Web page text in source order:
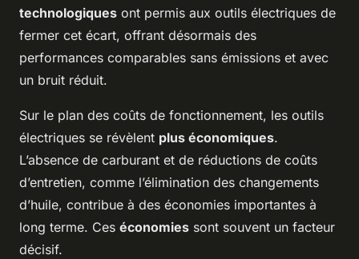
technologiques ont permis aux outils électriques de
fermer cet écart, offrant désormais des
performances comparables sans émissions et avec
un bruit réduit.
Sur le plan des coûts de fonctionnement, les outils
électriques se révèlent plus économiques.
L’absence de carburant et de réductions de coûts
d’entretien, comme l’élimination des changements
d’huile, contribue à des économies importantes à
long terme. Ces économies sont souvent un facteur
décisif.